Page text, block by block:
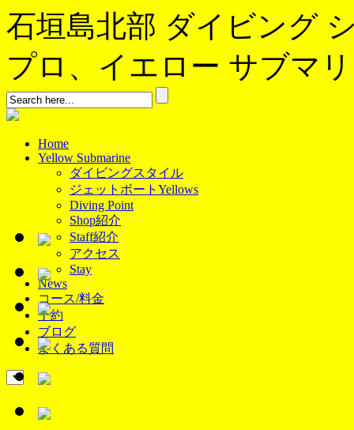
石垣島北部 ダイビング
プロ、イエロー サブマ
Home
Yellow Submarine
ダイビングスタイル
ジェットボートYellows
Diving Point
Shop紹介
Staff紹介
アクセス
Stay
News
コース/料金
予約
ブログ
よくある質問